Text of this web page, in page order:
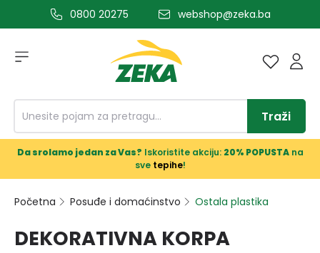
glavni sadržaj0800 20275 webshop@zeka.ba
Traži
Da srolamo jedan za Vas? Iskoristite akciju: 20% POPUSTAna
sve tepihe!
Početna Posuđe i domaćinstvo Ostala plastika
DEKORATIVNA KORPA